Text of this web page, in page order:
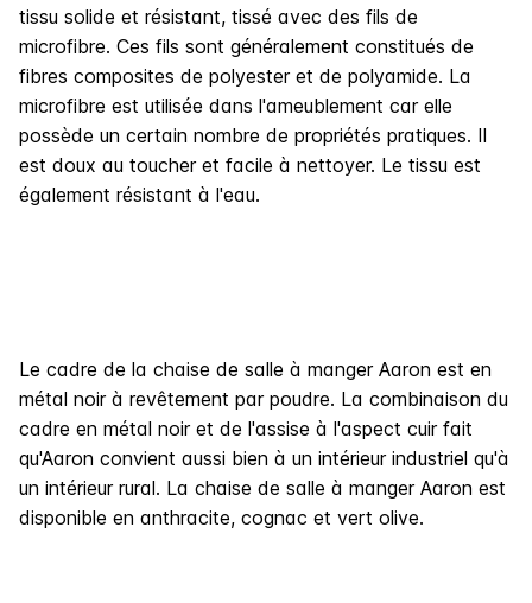
tissu solide et résistant, tissé avec des fils de
microfibre. Ces fils sont généralement constitués de
fibres composites de polyester et de polyamide. La
microfibre est utilisée dans l'ameublement car elle
possède un certain nombre de propriétés pratiques. Il
est doux au toucher et facile à nettoyer. Le tissu est
également résistant à l'eau.
Le cadre de la chaise de salle à manger Aaron est en
métal noir à revêtement par poudre. La combinaison du
cadre en métal noir et de l'assise à l'aspect cuir fait
qu'Aaron convient aussi bien à un intérieur industriel qu'à
un intérieur rural. La chaise de salle à manger Aaron est
disponible en anthracite, cognac et vert olive.